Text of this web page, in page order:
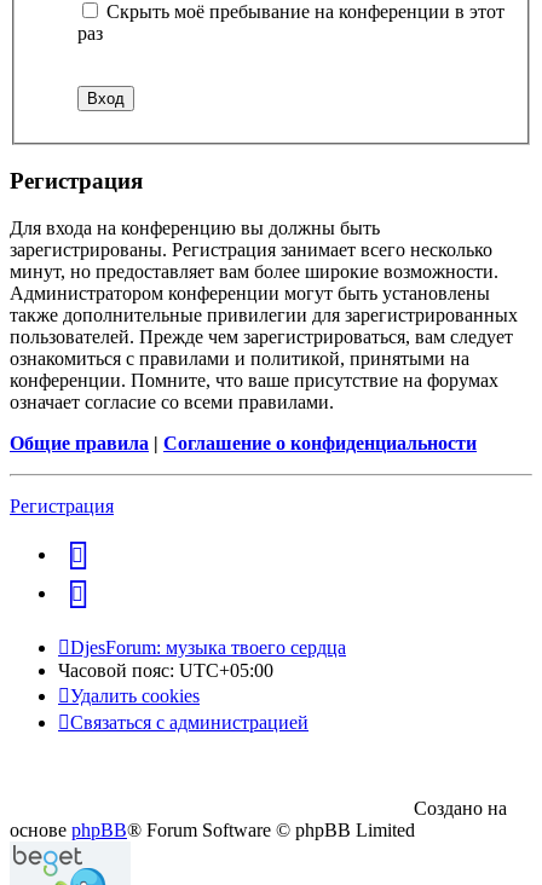
Скрыть моё пребывание на конференции в этот
раз
Регистрация
Для входа на конференцию вы должны быть
зарегистрированы. Регистрация занимает всего несколько
минут, но предоставляет вам более широкие возможности.
Администратором конференции могут быть установлены
также дополнительные привилегии для зарегистрированных
пользователей. Прежде чем зарегистрироваться, вам следует
ознакомиться с правилами и политикой, принятыми на
конференции. Помните, что ваше присутствие на форумах
означает согласие со всеми правилами.
Общие правила | Соглашение о конфиденциальности
Регистрация
vk
Telegram
DjesForum: музыка твоего сердца
Часовой пояс: UTC+05:00
Удалить cookies
Связаться с администрацией
Создано на
основе phpBB® Forum Software © phpBB Limited